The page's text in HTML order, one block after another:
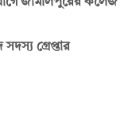
গ্রেপ্তার